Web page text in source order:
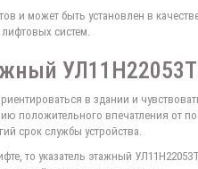
и может быть установлен в
систем.
в здании и
положительного впечатления от
срок службы устройства.
то указатель этажный